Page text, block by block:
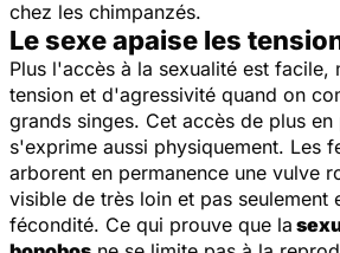
chez les chimpanzés.
Le sexe apaise les
Plus l'accès à la sexualité est facile,
tension et d'agressivité quand on
grands singes. Cet accès de plus
s'exprime aussi physiquement. Les
arborent en permanence une vulve
visible de très loin et pas seulement
fécondité. Ce qui prouve que la